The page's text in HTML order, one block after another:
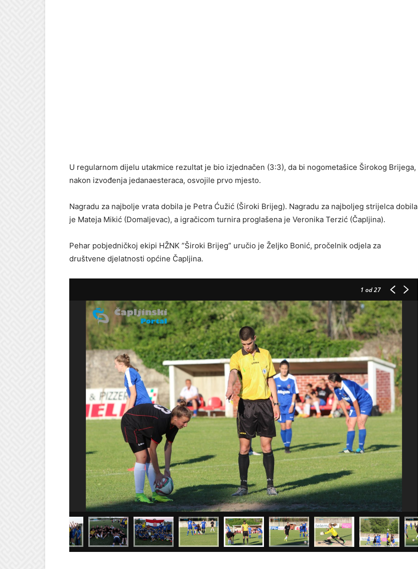
U regularnom dijelu utakmice rezultat je bio izjednačen (3:3), da bi nogometašice Širokog Brijega,
nakon izvođenja jedanaesteraca, osvojile prvo mjesto.
Nagradu za najbolje vrata dobila je Petra Ćužić (Široki Brijeg). Nagradu za najboljeg strijelca dobila
je Mateja Mikić (Domaljevac), a igračicom turnira proglašena je Veronika Terzić (Čapljina).
Pehar pobjedničkoj ekipi HŽNK ”Široki Brijeg” uručio je Željko Bonić, pročelnik odjela za
društvene djelatnosti općine Čapljina.
1 od 27